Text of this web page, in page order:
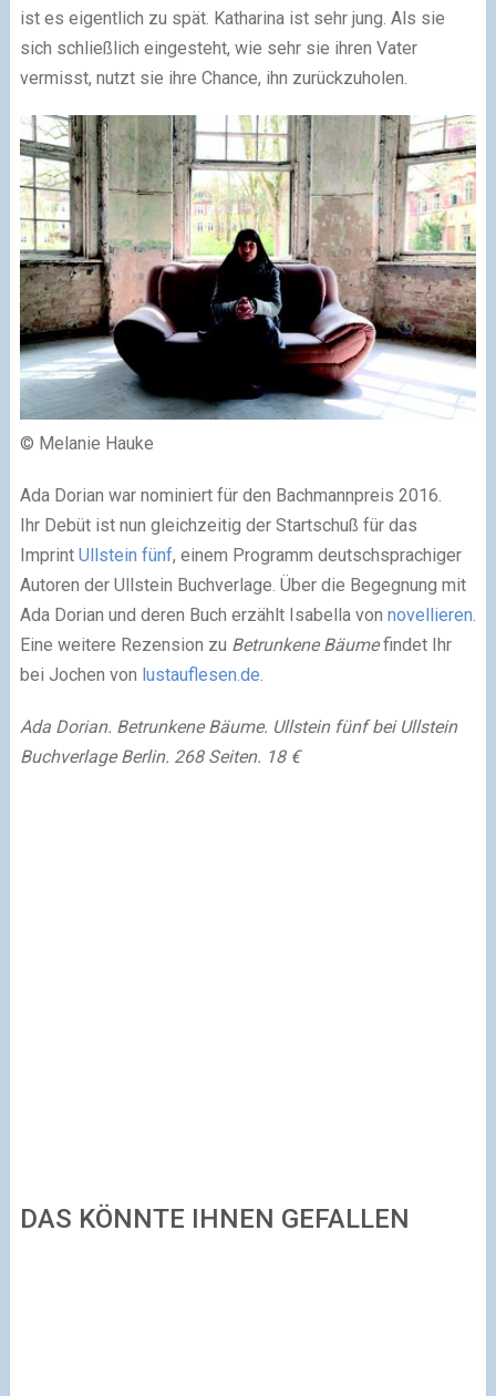
ist es eigentlich zu spät. Katharina ist sehr jung. Als sie
sich schließlich eingesteht, wie sehr sie ihren Vater
vermisst, nutzt sie ihre Chance, ihn zurückzuholen.
© Melanie Hauke
Ada Dorian war nominiert für den Bachmannpreis 2016.
Ihr Debüt ist nun gleichzeitig der Startschuß für das
Imprint Ullstein fünf, einem Programm deutschsprachiger
Autoren der Ullstein Buchverlage. Über die Begegnung mit
Ada Dorian und deren Buch erzählt Isabella von novellieren
Eine weitere Rezension zu Betrunkene Bäumefindet Ihr
bei Jochen von lustauflesen.de
Ada Dorian. Betrunkene Bäume. Ullstein fünf bei Ullstein
Buchverlage Berlin. 268 Seiten. 18 €
DAS KÖNNTE IHNEN GEFALLEN